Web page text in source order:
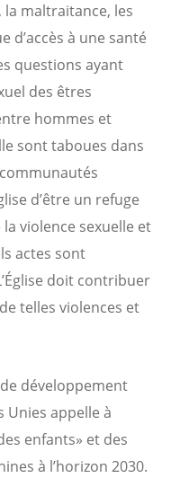
maltraitance, les
d’accès à une santé
questions ayant
des êtres
hommes et
sont taboues dans
d’être un refuge
violence sexuelle et
actes sont
doit contribuer
telles violences et
développement
Unies appelle à
enfants» et des
à l’horizon 2030.